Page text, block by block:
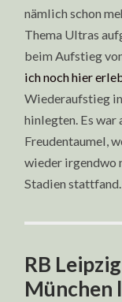
nämlich schon
Thema Ultras
beim Aufstieg
ich noch hier
Wiederaufstieg
hinlegten. Es war
Freudentaumel,
wieder irgendwo
Stadien
RB
München